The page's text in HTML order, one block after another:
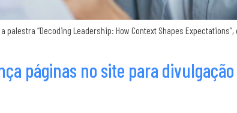
palestra “Decoding Leadership: How Context Shapes
páginas no site para